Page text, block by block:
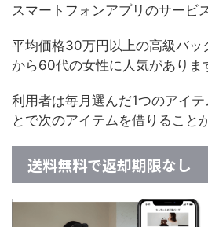
スマートフォンアプリのサービ
平均価格30万円以上の高級バ
から60代の女性に人気がありま
利用者は毎月選んだ1つのアイ
とで次のアイテムを借りること
送料無料で返却期限なし